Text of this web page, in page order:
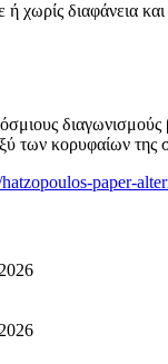
χωρίς διαφάνεια
των κορυφαίων
paper-